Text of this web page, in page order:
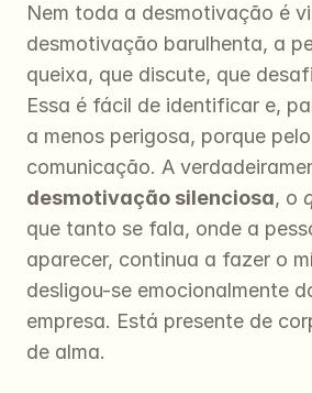
Nem toda a desmotivação é
desmotivação barulhenta, a
queixa, que discute, que
Essa é fácil de identificar e,
a menos perigosa, porque
desmotivação silenciosa, o
que tanto se fala, onde a
aparecer, continua a fazer o
desligou-se emocionalmente
empresa. Está presente de
de alma.